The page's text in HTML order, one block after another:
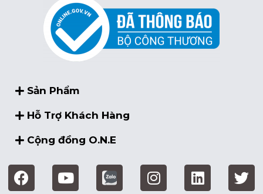
Sản Phẩm
Hỗ Trợ Khách Hàng
Cộng đồng O.N.E